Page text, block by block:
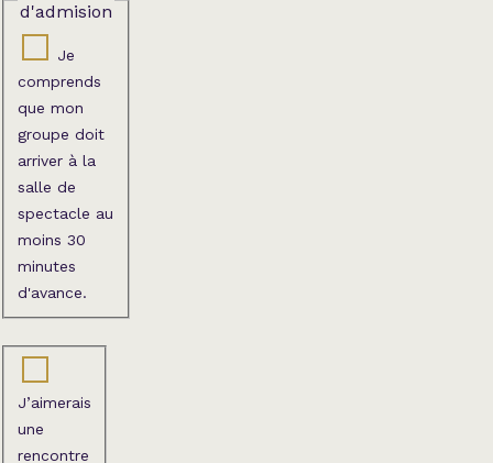
d'admision
Je
comprends
que mon
groupe doit
arriver à la
salle de
spectacle au
moins 30
minutes
d'avance.
J’aimerais
une
rencontre